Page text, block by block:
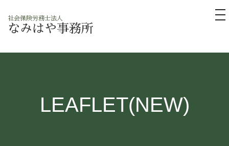
社会保険労務士法人
なみはや事務所
LEAFLET(NEW)